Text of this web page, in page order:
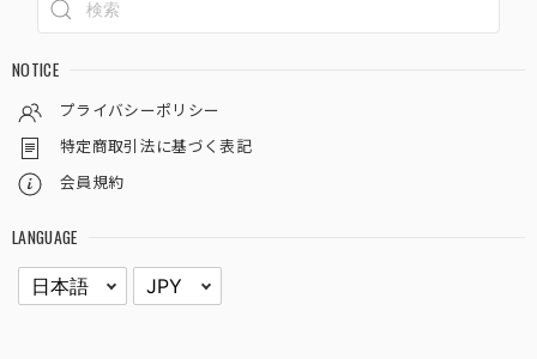
NOTICE
プライバシーポリシー
特定商取引法に基づく表記
会員規約
LANGUAGE